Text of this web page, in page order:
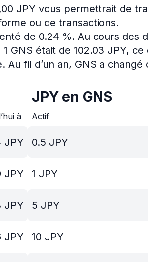
JPY vous permettrait de
ou de transactions.
de 0.24 %. Au cours des
GNS était de 102.03 JPY,
Au fil d’un an, GNS a changé
à
JPY
JPY
JPY
JPY
JPY en GNS
Actif
0.5 JPY
1 JPY
5 JPY
10 JPY